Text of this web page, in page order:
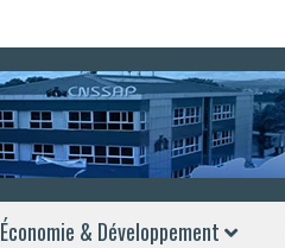
Économie & Développement